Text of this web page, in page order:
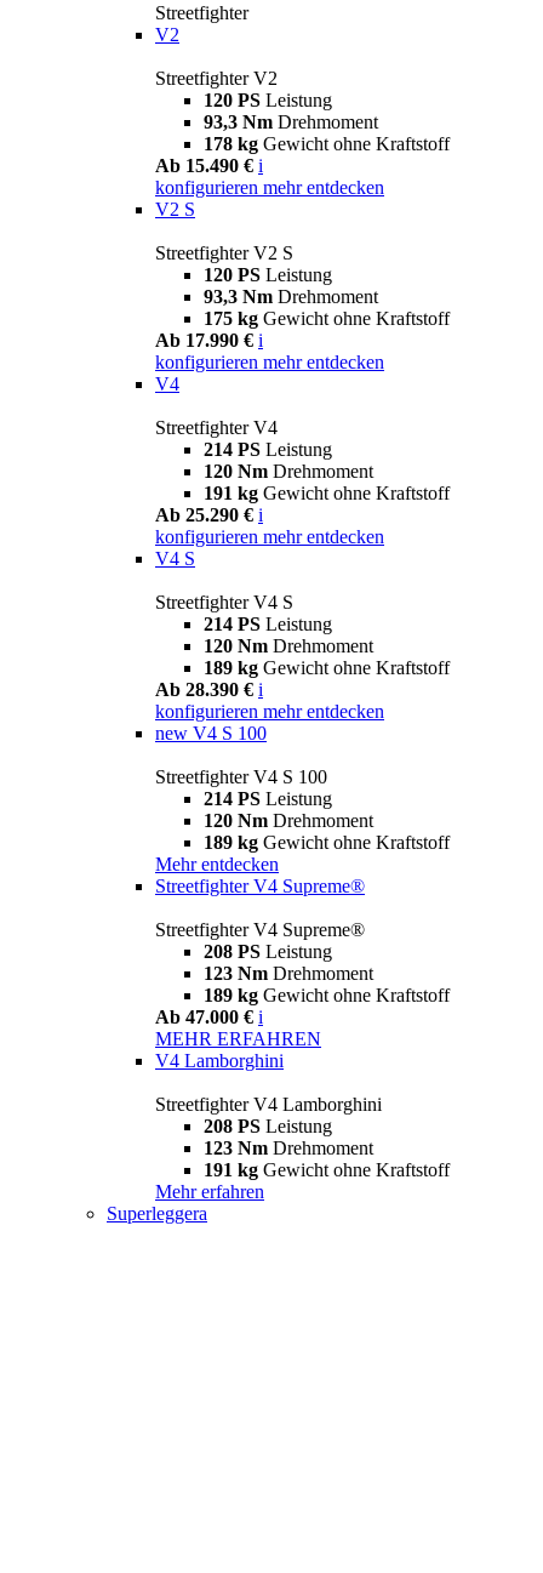
Streetfighter
V2
Streetfighter V2
120 PS Leistung
93,3 Nm Drehmoment
178 kg Gewicht ohne Kraftstoff
Ab 15.490 € i
konfigurieren mehr entdecken
V2 S
Streetfighter V2 S
120 PS Leistung
93,3 Nm Drehmoment
175 kg Gewicht ohne Kraftstoff
Ab 17.990 € i
konfigurieren mehr entdecken
V4
Streetfighter V4
214 PS Leistung
120 Nm Drehmoment
191 kg Gewicht ohne Kraftstoff
Ab 25.290 € i
konfigurieren mehr entdecken
V4 S
Streetfighter V4 S
214 PS Leistung
120 Nm Drehmoment
189 kg Gewicht ohne Kraftstoff
Ab 28.390 € i
konfigurieren mehr entdecken
new V4 S 100
Streetfighter V4 S 100
214 PS Leistung
120 Nm Drehmoment
189 kg Gewicht ohne Kraftstoff
Mehr entdecken
Streetfighter V4 Supreme®
Streetfighter V4 Supreme®
208 PS Leistung
123 Nm Drehmoment
189 kg Gewicht ohne Kraftstoff
Ab 47.000 € i
MEHR ERFAHREN
V4 Lamborghini
Streetfighter V4 Lamborghini
208 PS Leistung
123 Nm Drehmoment
191 kg Gewicht ohne Kraftstoff
Mehr erfahren
Superleggera